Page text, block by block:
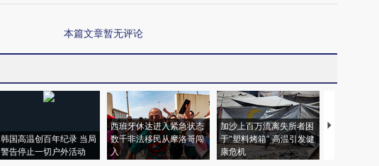
本篇文章暂无评论
韩国高温创百年纪录 当局
警告停止一切户外活动
西班牙休达进入紧急状态
数千非法移民从摩洛哥闯
入
加沙上百万流离失所者困
于“塑料烤箱” 高温引发健
康危机
视线｜